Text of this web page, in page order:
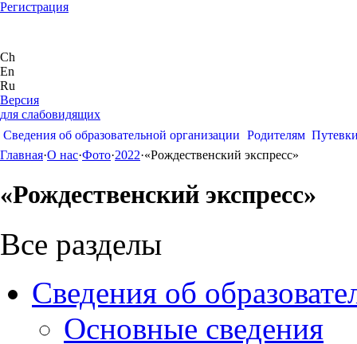
Регистрация
Ch
En
Ru
Версия
для слабовидящих
Сведения об образовательной организации Родителям
Главная·О нас·Фото·2022·«Рождественский экспресс»
«Рождественский экспресс»
Все разделы
Сведения об
Основные сведения